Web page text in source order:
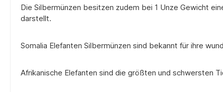
Die Silbermünzen besitzen zudem bei 1 Unze Gewicht
darstellt.
Somalia Elefanten Silbermünzen sind bekannt für ihre
Afrikanische Elefanten sind die größten und schwersten